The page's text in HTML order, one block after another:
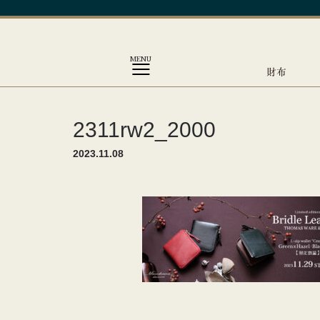
MENU
財布
2311rw2_2000
2023.11.08